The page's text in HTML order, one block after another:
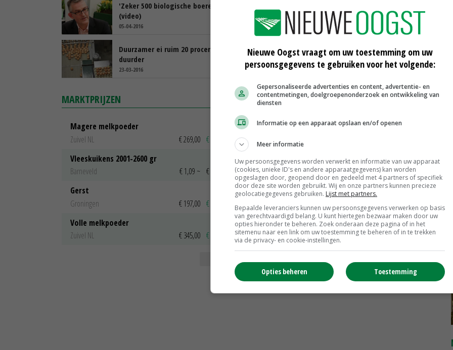
'Zeker 500 biologische boeren tekort'
(video)
05-04-2016 30-03-2016
Duurzamer ei ruim 20 procent
duurder
23-03-2016
Nederlands biologisch areaal groeit
in 2015
22-03-2016
MARKTPRIJZEN
Magere melkpoeder
Zuivel NL
€ 269,00 € 7,00
Vleeskuikens 2001-2600 gr
Barneveld
€ 1,09 ~ € 1,11
Gerst
Groningen
€ 197,00 € 2,00
Volle melkpoeder
Zuivel NL
€ 345,00 € 20,00
Scharreleieren maat 59
Barneveld
Fritesgeschikt NL Du Be
PotatoNL
€ 15,00~ € 23,00
Uien Middenmeer Geel 30-60% grof
Noteringen
€ 0,00
DCA BestPigletPrice
Biggen weekprijzen
€ 26,50 € 0,50
Nieuwe Oogst vraagt om uw toestemming om uw
persoonsgegevens te gebruiken voor het volgende:
Gepersonaliseerde advertenties en content, advertentie- en
contentmetingen, doelgroepenonderzoek en ontwikkeling van
diensten
Informatie op een apparaat opslaan en/of openen
Meer informatie
Uw persoonsgegevens worden verwerkt en informatie van uw apparaat
(cookies, unieke ID's en andere apparaatgegevens) kan worden
opgeslagen door, geopend door en gedeeld met 4 partners of specifiek
door deze site worden gebruikt. Wij en onze partners kunnen precieze
geolocatiegegevens gebruiken. Lijst met partners.
Bepaalde leveranciers kunnen uw persoonsgegevens verwerken op basis
van gerechtvaardigd belang. U kunt hiertegen bezwaar maken door uw
opties hieronder te beheren. Zoek onderaan deze pagina of in het
sitemenu naar een link om uw toestemming te beheren of in te trekken
via de privacy- en cookie-instellingen.
Toestemming
Opties beheren